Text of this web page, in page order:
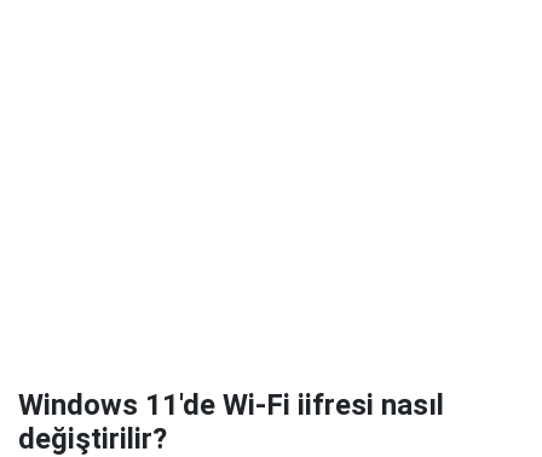
Windows 11'de Wi-Fi iifresi nasıl
değiştirilir?